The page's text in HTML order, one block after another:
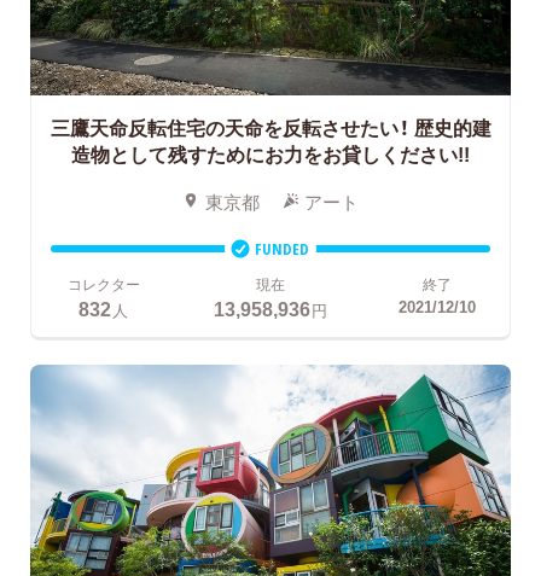
三鷹天命反転住宅の天命を反転させたい！ 歴史的建
造物として残すためにお力をお貸しください!!
東京都 アート
FUNDED
コレクター
832人
現在
13,958,936円
終了
2021/12/10